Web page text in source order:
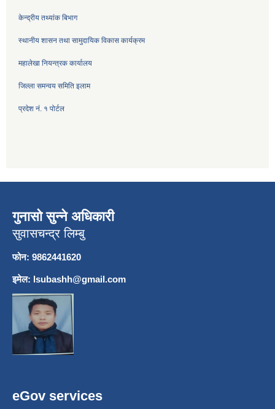
केन्द्रीय तथ्यांक बिभाग
स्थानीय शासन तथा सामुदायिक विकास कार्यक्रम
महालेखा नियन्त्रक कार्यालय
जिल्ला समन्वय समिति इलाम
प्रदेश नं. १ पोर्टल
गुनासो सुन्ने अधिकारी
सुवासचन्द्र लिम्बु
फोन: 9862441620
इमेल: lsubashh@gmail.com
eGov services